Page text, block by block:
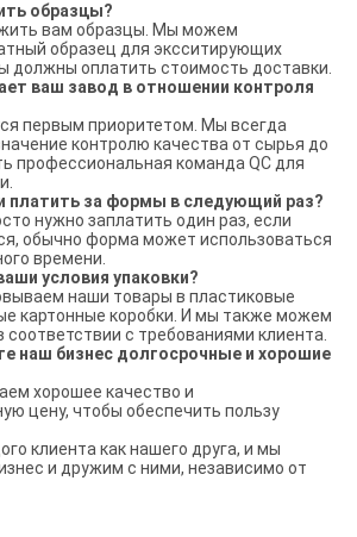
образцы?
вам образцы. Мы можем
образец для эксситирующих
должны оплатить стоимость доставки.
ваш завод в отношении контроля
первым приоритетом. Мы всегда
контролю качества от сырья до
профессиональная команда QC для
платить за формы в следующий раз?
нужно заплатить один раз, если
обычно форма может использоваться
времени.
условия упаковки?
наши товары в пластиковые
картонные коробки. И мы также можем
соответствии с требованиями клиента.
наш бизнес долгосрочные и хорошие
хорошее качество и
цену, чтобы обеспечить пользу
клиента как нашего друга, и мы
и дружим с ними, независимо от